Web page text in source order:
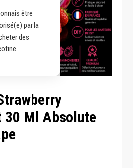
être
par la
des
30 Ml Absolute